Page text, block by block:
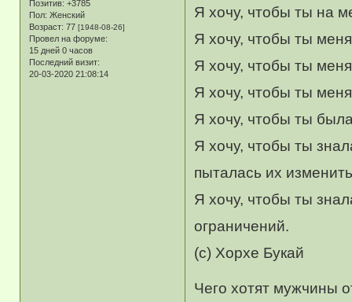
Позитив: +3785
Пол: Женский
Возраст: 77 [1948-08-26]
Провел на форуме:
15 дней 0 часов
Последний визит:
20-03-2020 21:08:14
Я хочу, чтобы ты на
Я хочу, чтобы ты
Я хочу, чтобы ты
Я хочу, чтобы ты
Я хочу, чтобы ты
Я хочу, чтобы ты
пыталась их
Я хочу, чтобы ты
ограничений.
(с) Хорхе Букай
Чего хотят мужчины